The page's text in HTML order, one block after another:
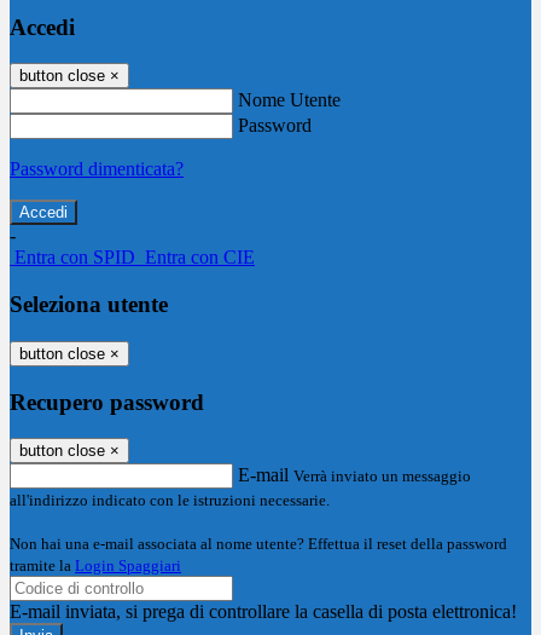
Accedi
button close ×
Nome Utente
Password
Password dimenticata?
-
Entra con SPID Entra con CIE
Seleziona utente
button close ×
Recupero password
button close ×
E-mail Verrà inviato un messaggio
all'indirizzo indicato con le istruzioni necessarie.
Non hai una e-mail associata al nome utente? Effettua il reset della password
tramite la Login Spaggiari
E-mail inviata, si prega di controllare la casella di posta elettronica!